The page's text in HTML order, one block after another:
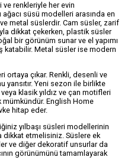
ve renkleriyle her evin
süsü modelleri arasında en
metal süslerdir. Cam süsler, zarif
dikkat çekerken, plastik süsler
bir görünüm sunar ve el yapımı
katabilir. Metal süsler ise modern
ortaya çıkar. Renkli, desenli ve
yansıtır. Yeni sezon ile birlikte
klasik yıldız ve çan motifleri
English Home
hitap eder.
yılbaşı süsleri modellerinin
dikkat etmelisiniz. Süslere ek
ve diğer dekoratif unsurlar da
görünümünü tamamlayarak